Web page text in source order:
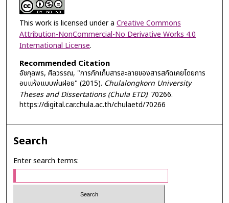
This work is licensed under a Creative Commons
Attribution-NonCommercial-No Derivative Works 4.0
International License.
Recommended Citation
อัชกุลพร, ศีลวรรณ, "การกักเก็บสารละลายของสารสกัดเคยโดยการ
อบแห้งแบบพ่นฝอย" (2015). Chulalongkorn University
Theses and Dissertations (Chula ETD). 70266.
https://digital.car.chula.ac.th/chulaetd/70266
Search
Enter search terms: